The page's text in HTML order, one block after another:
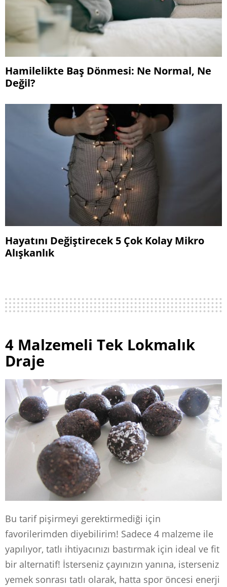
Hamilelikte Baş Dönmesi: Ne Normal, Ne
Değil?
Hayatını Değiştirecek 5 Çok Kolay Mikro
Alışkanlık
4 Malzemeli Tek Lokmalık
Draje
Bu tarif pişirmeyi gerektirmediği için
favorilerimden diyebilirim! Sadece 4 malzeme ile
yapılıyor, tatlı ihtiyacınızı bastırmak için ideal ve fit
bir alternatif! İsterseniz çayınızın yanına, isterseniz
yemek sonrası tatlı olarak, hatta spor öncesi enerji